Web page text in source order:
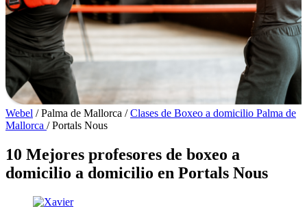
Webel / Palma de Mallorca / Clases de Boxeo a domicilio Palma de
Mallorca / Portals Nous
10 Mejores profesores de boxeo a
domicilio a domicilio en Portals Nous